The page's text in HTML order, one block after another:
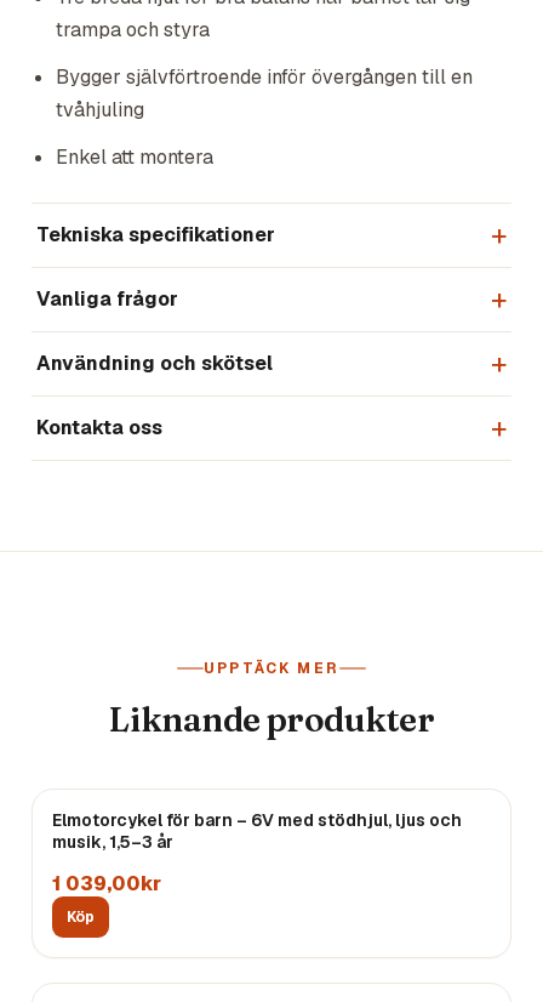
trampa och styra
Bygger självförtroende inför övergången till en
tvåhjuling
Enkel att montera
Tekniska specifikationer
Vanliga frågor
Användning och skötsel
Kontakta oss
UPPTÄCK MER
Liknande produkter
Elmotorcykel för barn – 6V med stödhjul, ljus och
musik, 1,5–3 år
1 039,00kr
Köp